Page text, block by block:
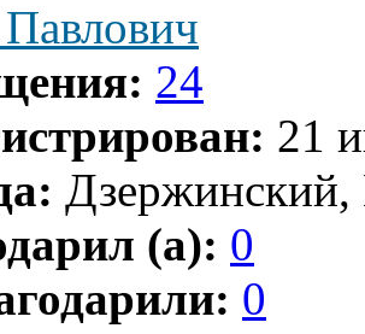
24
21
Дзержинский,
(а): 0
0